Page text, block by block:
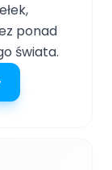
ponad
świata.